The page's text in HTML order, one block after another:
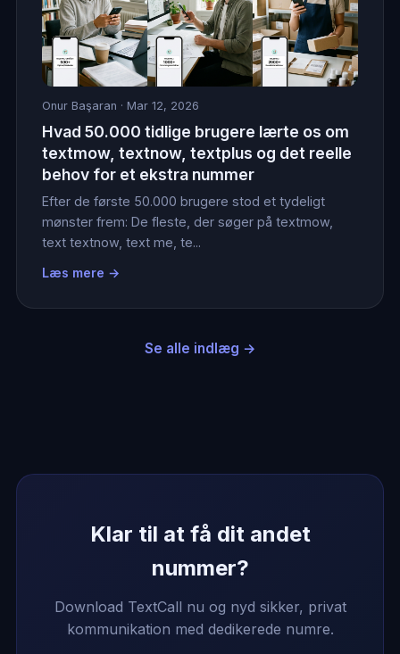
Onur Başaran · Mar 12, 2026
Hvad 50.000 tidlige brugere lærte os om
textmow, textnow, textplus og det reelle
behov for et ekstra nummer
Efter de første 50.000 brugere stod et tydeligt
mønster frem: De fleste, der søger på textmow,
text textnow, text me, te...
Læs mere →
Se alle indlæg →
Klar til at få dit andet
nummer?
Download TextCall nu og nyd sikker, privat
kommunikation med dedikerede numre.